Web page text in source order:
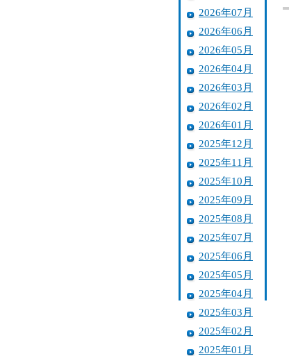
2026年07月
2026年06月
2026年05月
2026年04月
2026年03月
2026年02月
2026年01月
2025年12月
2025年11月
2025年10月
2025年09月
2025年08月
2025年07月
2025年06月
2025年05月
2025年04月
2025年03月
2025年02月
2025年01月